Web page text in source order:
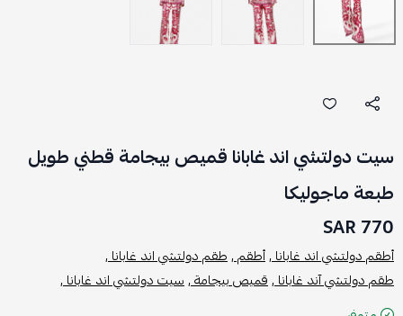
سيت دولتشي اند غابانا قميص بيجامة قطني طويل
طبعة ماجوليكا
770 SAR
أطقم دولتشي اند غابانا ,أطقم ,طقم دولتشي اند غابانا ,
طقم دولتشي آند غابانا ,قميص بيجامة ,سيت دولتشي اند غابانا ,